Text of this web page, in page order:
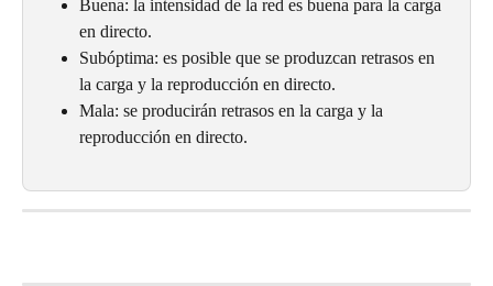
Buena: la intensidad de la red es buena para la carga
en directo.
Subóptima: es posible que se produzcan retrasos en
la carga y la reproducción en directo.
Mala: se producirán retrasos en la carga y la
reproducción en directo.